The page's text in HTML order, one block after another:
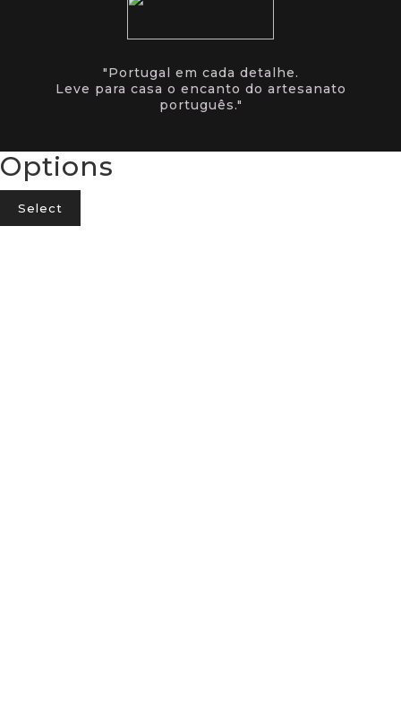
"Portugal em cada detalhe.
Leve para casa o encanto do artesanato
português."
Options
Select